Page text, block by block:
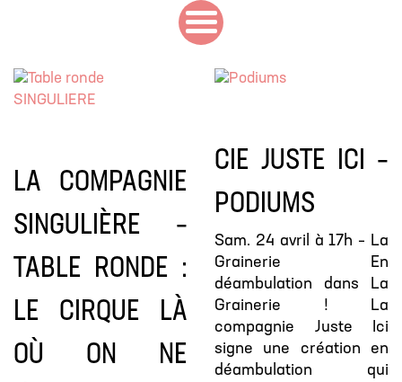
LA COMPAGNIE
SINGULIÈRE –
TABLE RONDE :
LE CIRQUE LÀ
OÙ ON NE
CIE JUSTE ICI –
PODIUMS
Sam. 24 avril à 17h – La
Grainerie En
déambulation dans La
Grainerie ! La
compagnie Juste Ici
signe une création en
déambulation qui